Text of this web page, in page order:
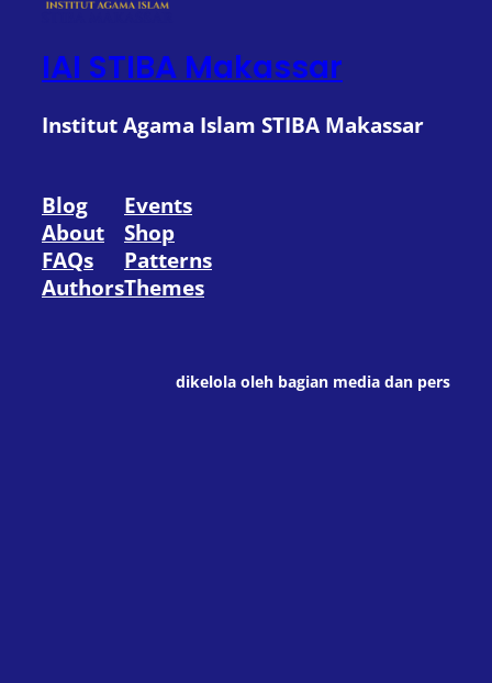
IAI STIBA Makassar
Institut Agama Islam STIBA Makassar
Blog
About
FAQs
Authors
Events
Shop
Patterns
Themes
dikelola oleh bagian media dan pers